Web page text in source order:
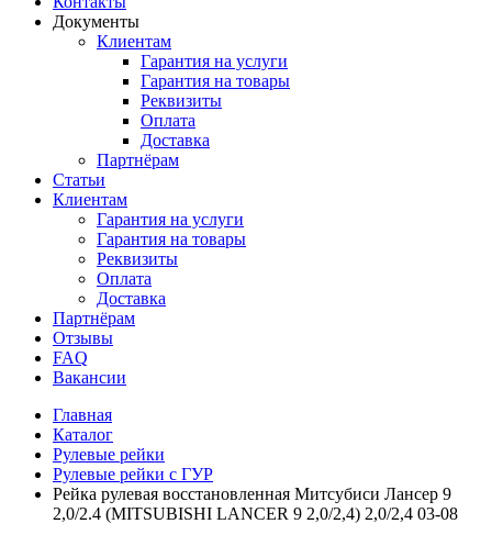
Документы
Клиентам
Гарантия на услуги
Гарантия на товары
Реквизиты
Оплата
Доставка
Партнёрам
Статьи
Клиентам
Гарантия на услуги
Гарантия на товары
Реквизиты
Оплата
Доставка
Партнёрам
Отзывы
FAQ
Вакансии
Главная
Каталог
Рулевые рейки
Рулевые рейки с ГУР
Рейка рулевая восстановленная Митсубиси Лансер 9
2,0/2.4 (MITSUBISHI LANCER 9 2,0/2,4) 2,0/2,4 03-08